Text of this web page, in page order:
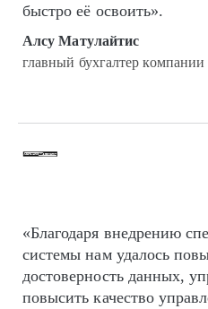
быстро её освоить».
Алсу Матулайтис
главный бухгалтер компании
«Благодаря внедрению
системы нам удалось
достоверность данных,
повысить качество